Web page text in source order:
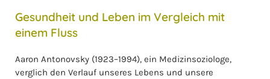
Gesundheit und Leben im Vergleich mit
einem Fluss
Aaron Antonovsky (1923–1994), ein Medizinsoziologe,
verglich den Verlauf unseres Lebens und unsere